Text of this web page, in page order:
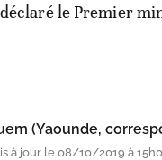
le Premier
(Yaounde,
à jour le 08/10/2019 à